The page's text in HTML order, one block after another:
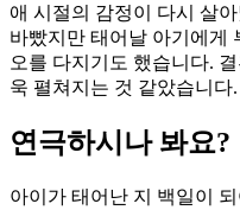
애 시절의 감정이 다시 살
바빴지만 태어날 아기에게
오를 다지기도 했습니다.
욱 펼쳐지는 것 같았습니다.
연극하시나 봐요?
아이가 태어난 지 백일이